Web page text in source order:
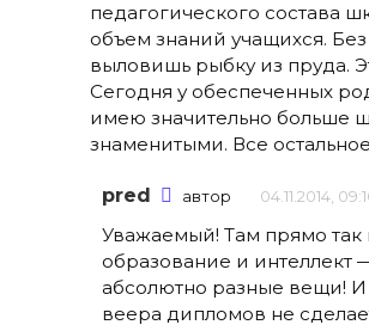
педагогического состава
объем знаний учащихся. Без
выловишь рыбку из пруда.
Сегодня у обеспеченных
имею значительно больше
знаменитыми. Все
pred автор 04.11.2014,
Уважаемый! Там прямо так
образование и интеллект
абсолютно разные вещи!
веера дипломов не